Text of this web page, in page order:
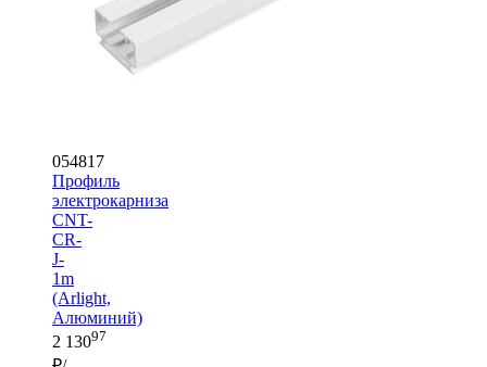
054817
Профиль
электрокарниза
CNT-
CR-
J-
1m
(Arlight,
Алюминий)
2 13097